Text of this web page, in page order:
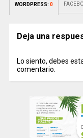
WORDPRESS: 0
Deja una
Lo siento, debes
comentario.